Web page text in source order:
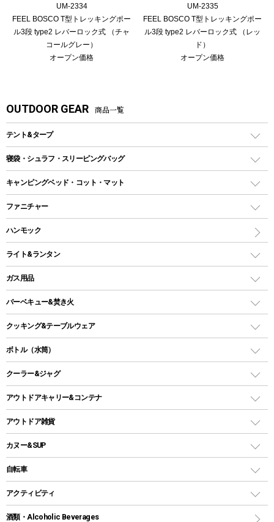
UM-2334
FEEL BOSCO T型トレッキングポー
ル3段 type2 レバーロック式 （チャ
コールグレー）
オープン価格
UM-2335
FEEL BOSCO T型トレッキングポー
ル3段 type2 レバーロック式 （レッ
ド）
オープン価格
OUTDOOR GEAR 商品一覧
テント&タープ
テント
ツールームテント
ワンポールテント
シェルターテント
ロッジ型・オリジナルテント
タープ
スクエアタープ（レクタタープ）
メッシュタープ
自立式タープ
パラソル
テントアクセサリー
ペグ
グランドシート
ガイドロープ
ツール
寝袋・シュラフ・スリーピングバッグ
レクタングラー型（封筒型）シュラフ
インナーシュラフ
キャンピングベッド・コット・マット
キャンピングベッド・コット
インフレータブルマット
ファニチャー
アウトドアテーブル
レジャーシート
ハンモック
ライト&ランタン
LEDランタン
ガスランタン
オイルランタン
LEDライト
ヘッドライト
キャンドル
ガス用品
ガスバーナー
ガス缶
ガストーチ、ライター
バーベキュー&焚き火
バーベキューコンロ、グリル
焚き火台タイプ（ロースタイル）グリル
卓上タイプグリル
パーティータイプグリル
鉄板、アミ
焚き火台&ストーブ
火起こし
クッキング&テーブルウェア
ダッチオーブン
ホットサンドメーカー
クッカーセット
シェラカップ
クッキングツール
ナイフ
ボトル（水筒）
ステンレスボトル
コップ付きタイプ
ワンタッチタイプ
プラスチックボトル
ディズニーボトル
クーラー&ジャグ
クーラーボックス
クーラーバッグ
ウォータージャグ
保冷剤
アウトドアキャリー&コンテナ
アウトドアキャリー
アウトドア雑貨
バックパック&バッグ
リュック、バックパック
トートバッグ、サコッシュ
ショッピングキャリー
カヌー&SUP
インフレータブル
カヤック
自転車
折りたたみ自転車
スポーツサイクル
アクティビティ
マリン
酒類・Alcoholic Beverages